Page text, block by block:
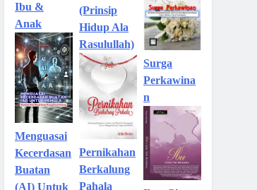
Ibu &
Anak
Menguasai
Kecerdasan
Buatan
(AI) Untuk
(Prinsip
Hidup Ala
Rasulullah)
Pernikahan
Berkalung
Pahala
Surga
Perkawina
n